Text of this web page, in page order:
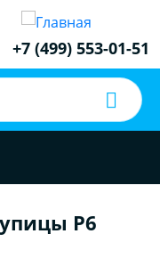
+7 (499) 553-01-51
P6